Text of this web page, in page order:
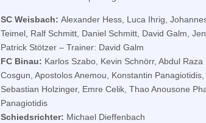
SC Weisbach: Alexander Hess, Luca Ihrig,
Teimel, Ralf Schmitt, Daniel Schmitt, David Galm,
Patrick Stötzer – Trainer: David Galm
FC Binau: Karlos Szabo, Kevin Schnörr, Abdul
Cosgun, Apostolos Anemou, Konstantin Panagiotidis,
Sebastian Holzinger, Emre Celik, Thao Anousone
Panagiotidis
Schiedsrichter: Michael Dieffenbach